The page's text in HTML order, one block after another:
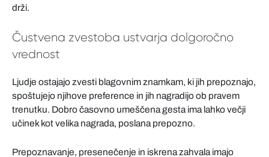
drži.
Čustvena zvestoba ustvarja dolgoročno
vrednost
Ljudje ostajajo zvesti blagovnim znamkam, ki jih prepoznajo,
spoštujejo njihove preference in jih nagradijo ob pravem
trenutku. Dobro časovno umeščena gesta ima lahko večji
učinek kot velika nagrada, poslana prepozno.
Prepoznavanje, presenečenje in iskrena zahvala imajo